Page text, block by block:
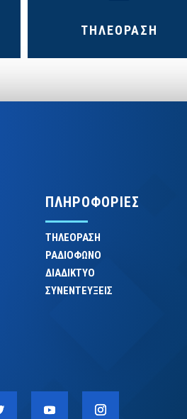
ΤΗΛΕΟΡΑΣΗ
ΠΛΗΡΟΦΟΡΙΕΣ
ΤΗΛΕΟΡΑΣΗ
ΡΑΔΙΟΦΩΝΟ
ΔΙΑΔΙΚΤΥΟ
ΣΥΝΕΝΤΕΥΞΕΙΣ